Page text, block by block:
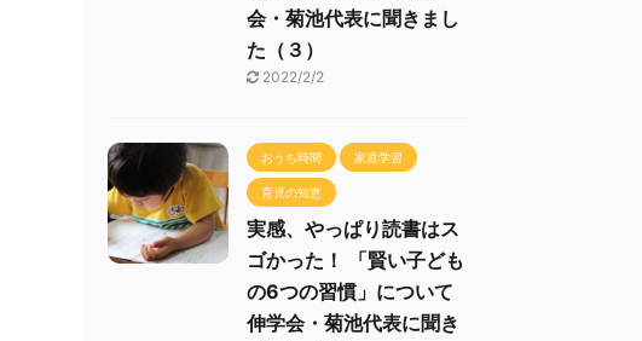
会・菊池代表に聞きまし
た（３）
2022/2/2
おうち時間 家庭学習
育児の知恵
実感、やっぱり読書はス
ゴかった！ 「賢い子ども
の6つの習慣」について
伸学会・菊池代表に聞き